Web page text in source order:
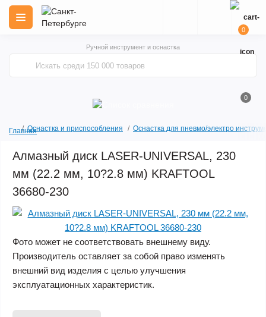
Ручной инструмент и оснастка
0
0
ГлавнаяОснастка и приспособления Оснастка для пневмо/электро
Алмазный диск LASER-UNIVERSAL, 230
мм (22.2 мм, 10?2.8 мм) KRAFTOOL
36680-230
Фото может не соответствовать внешнему виду.
Производитель оставляет за собой право изменять
внешний вид изделия с целью улучшения
эксплуатационных характеристик.